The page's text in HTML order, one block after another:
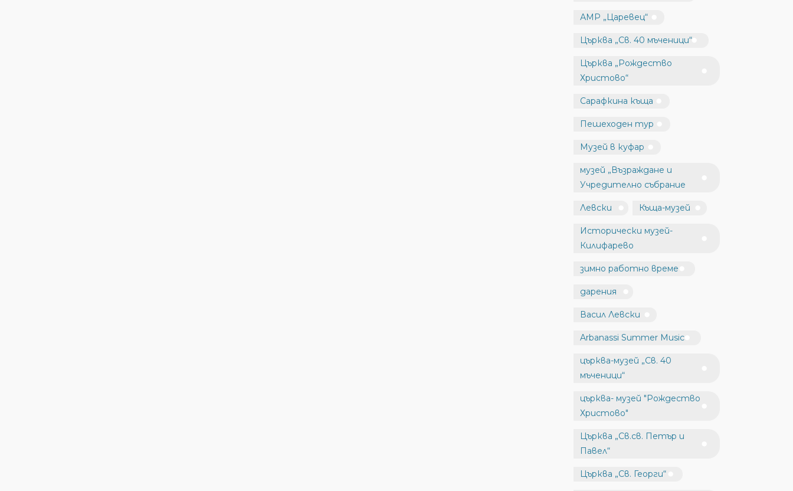
АМР „Царевец“
Църква „Св. 40 мъченици“
Църква „Рождество
Христово“
Сарафкина къща
Пешеходен тур
Музей в куфар
музей „Възраждане и
Учредително събрание
Левски Къща-музей
Исторически музей-
Килифарево
зимно работно време
дарения
Васил Левски
Arbanassi Summer Music
църква-музей „Св. 40
мъченици“
църква- музей "Рождество
Христово"
Църква „Св.св. Петър и
Павел“
Църква „Св. Георги“